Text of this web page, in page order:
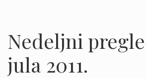
Nedeljni
jula 2011.